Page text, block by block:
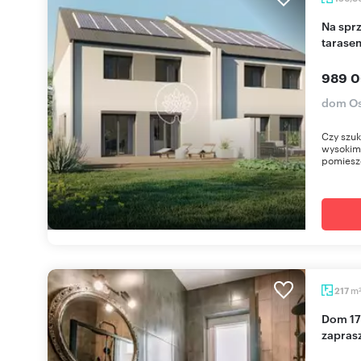
Na sprzedaż nowoczesny dom 4 sypialnie z
989
dom
Czy
217 m2
Dom 170 m² z 2 niezależnymi mieszkaniami